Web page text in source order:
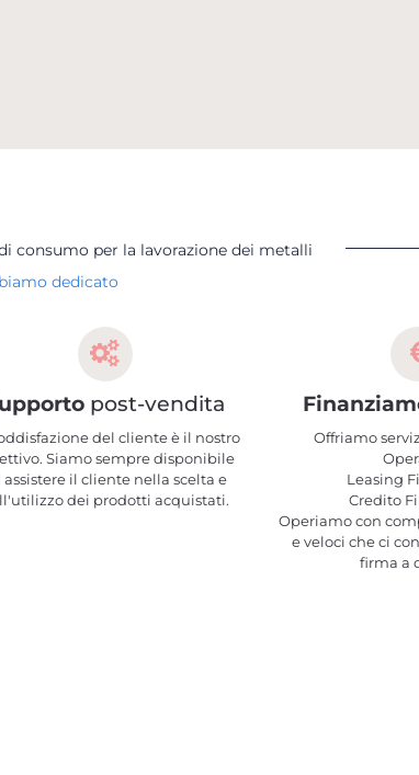
consumo per la lavorazione dei metalli
dedicato
post-vendita
del cliente è il nostro
Siamo sempre disponibile
assistere il cliente nella scelta e
dei prodotti acquistati.
Offriamo
Leasing
Credito
Operiamo con
e veloci che ci
firma a